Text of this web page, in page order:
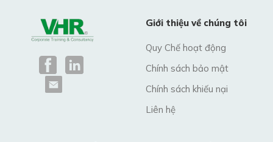
Giới thiệu về chúng tôi
Quy Chế hoạt động
Chính sách bảo mật
Chính sách khiếu nại
Liên hệ